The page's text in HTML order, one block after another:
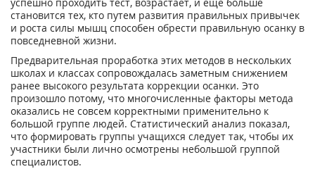
становится тех, кто путем развития правильных привычек
и роста силы мышц способен обрести правильную осанку в
повседневной жизни.
Предварительная проработка этих методов в нескольких
школах и классах сопровождалась заметным снижением
ранее высокого результата коррекции осанки. Это
произошло потому, что многочисленные факторы метода
оказались не совсем корректными применительно к
большой группе людей. Статистический анализ показал,
что формировать группы учащихся следует так, чтобы их
участники были лично осмотрены небольшой группой
специалистов.